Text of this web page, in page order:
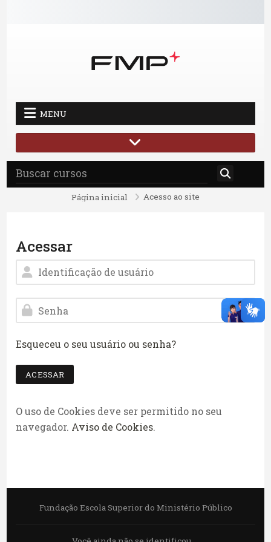
MENU
Página inicial Acesso ao site
Acessar
Identificação de usuário
Senha
Esqueceu o seu usuário ou senha?
ACESSAR
O uso de Cookies deve ser permitido no seu
navegador. Aviso de Cookies.
Fundação Escola Superior do Ministério Público